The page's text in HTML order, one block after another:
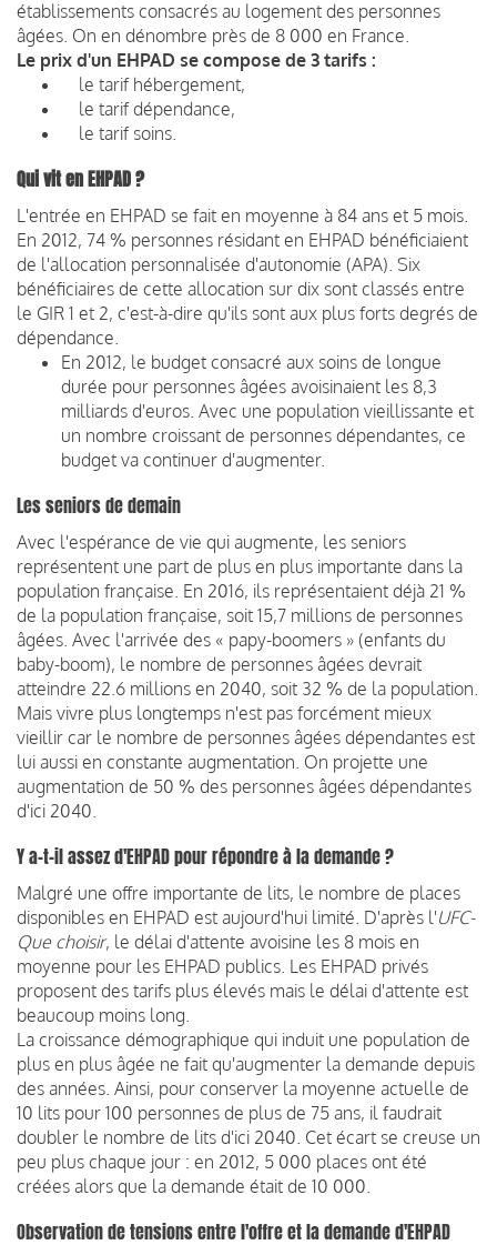
établissements consacrés au logement des personnes
âgées. On en dénombre près de 8 000 en France.
Le prix d'un EHPAD se compose de 3 tarifs :
le tarif hébergement,
le tarif dépendance,
le tarif soins.
Qui vit en EHPAD ?
L'entrée en EHPAD se fait en moyenne à 84 ans et 5 mois.
En 2012, 74 % personnes résidant en EHPAD bénéficiaient
de l'allocation personnalisée d'autonomie (APA). Six
bénéficiaires de cette allocation sur dix sont classés entre
le GIR 1 et 2, c'est-à-dire qu'ils sont aux plus forts degrés de
dépendance.
En 2012, le budget consacré aux soins de longue
durée pour personnes âgées avoisinaient les 8,3
milliards d'euros. Avec une population vieillissante et
un nombre croissant de personnes dépendantes, ce
budget va continuer d'augmenter.
Les seniors de demain
Avec l'espérance de vie qui augmente, les seniors
représentent une part de plus en plus importante dans la
population française. En 2016, ils représentaient déjà 21 %
de la population française, soit 15,7 millions de personnes
âgées. Avec l'arrivée des « papy-boomers » (enfants du
baby-boom), le nombre de personnes âgées devrait
atteindre 22.6 millions en 2040, soit 32 % de la population.
Mais vivre plus longtemps n'est pas forcément mieux
vieillir car le nombre de personnes âgées dépendantes est
lui aussi en constante augmentation. On projette une
augmentation de 50 % des personnes âgées dépendantes
d'ici 2040.
Y a-t-il assez d'EHPAD pour répondre à la demande ?
Malgré une offre importante de lits, le nombre de places
disponibles en EHPAD est aujourd'hui limité. D'après l'UFC-
Que choisir, le délai d'attente avoisine les 8 mois en
moyenne pour les EHPAD publics. Les EHPAD privés
proposent des tarifs plus élevés mais le délai d'attente est
beaucoup moins long.
La croissance démographique qui induit une population de
plus en plus âgée ne fait qu'augmenter la demande depuis
des années. Ainsi, pour conserver la moyenne actuelle de
10 lits pour 100 personnes de plus de 75 ans, il faudrait
doubler le nombre de lits d'ici 2040. Cet écart se creuse un
peu plus chaque jour : en 2012, 5 000 places ont été
créées alors que la demande était de 10 000.
Observation de tensions entre l'offre et la demande d'EHPAD